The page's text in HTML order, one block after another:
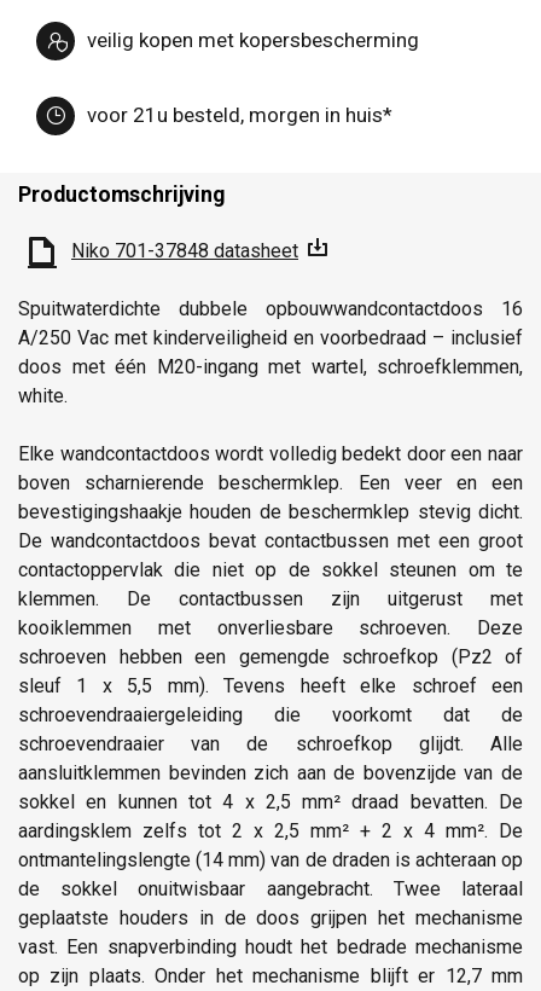
veilig kopen met kopersbescherming
voor 21u besteld, morgen in huis*
Productomschrijving
Niko 701-37848 datasheet
Spuitwaterdichte dubbele opbouwwandcontactdoos 16
A/250 Vac met kinderveiligheid en voorbedraad – inclusief
doos met één M20-ingang met wartel, schroefklemmen,
white.
Elke wandcontactdoos wordt volledig bedekt door een naar
boven scharnierende beschermklep. Een veer en een
bevestigingshaakje houden de beschermklep stevig dicht.
De wandcontactdoos bevat contactbussen met een groot
contactoppervlak die niet op de sokkel steunen om te
klemmen. De contactbussen zijn uitgerust met
kooiklemmen met onverliesbare schroeven. Deze
schroeven hebben een gemengde schroefkop (Pz2 of
sleuf 1 x 5,5 mm). Tevens heeft elke schroef een
schroevendraaiergeleiding die voorkomt dat de
schroevendraaier van de schroefkop glijdt. Alle
aansluitklemmen bevinden zich aan de bovenzijde van de
sokkel en kunnen tot 4 x 2,5 mm² draad bevatten. De
aardingsklem zelfs tot 2 x 2,5 mm² + 2 x 4 mm². De
ontmantelingslengte (14 mm) van de draden is achteraan op
de sokkel onuitwisbaar aangebracht. Twee lateraal
geplaatste houders in de doos grijpen het mechanisme
vast. Een snapverbinding houdt het bedrade mechanisme
op zijn plaats. Onder het mechanisme blijft er 12,7 mm